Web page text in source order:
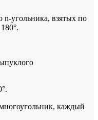
угольника, взятых по
каждый